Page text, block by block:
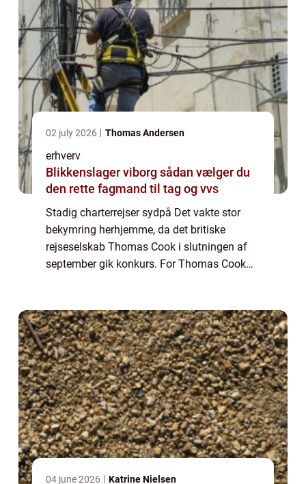
02 july 2026 Thomas Andersen
erhverv
Blikkenslager viborg sådan vælger du
den rette fagmand til tag og vvs
Stadig charterrejser sydpå Det vakte stor
bekymring herhjemme, da det britiske
rejseselskab Thomas Cook i slutningen af
september gik konkurs. For Thomas Cook
Spies st...
04 june 2026 Katrine Nielsen